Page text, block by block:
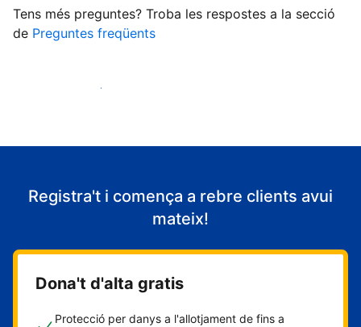
Tens més preguntes? Troba les respostes a la secció
de Preguntes freqüents
Comença a rebre clients
Registra't i comença a rebre clients avui
mateix!
Dona't d'alta gratis
Protecció per danys a l'allotjament de fins a